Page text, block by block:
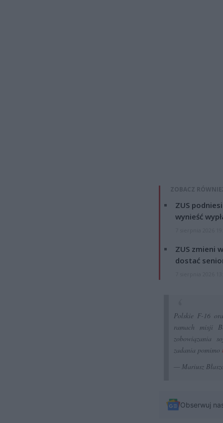
ZOBACZ
ZUS
wynieść
ZUS zmieni
dostać
Polskie F-16
ramach misji
zobowiązania
zadania pomimo
— Mariusz
Obserwuj